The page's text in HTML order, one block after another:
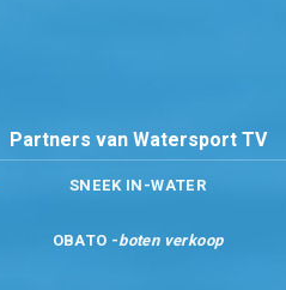
Partners van Watersport TV
SNEEK IN-WATER
OBATO -boten verkoop